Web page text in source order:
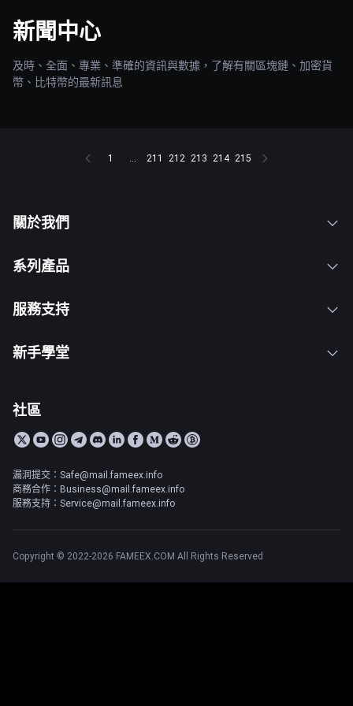
新聞中心
及時、全面、專業、準確的資訊與數據，了解有關區塊鏈、加密貨
幣、比特幣的最新訊息
1 ... 211 212 213 214 215
關於我們
系列產品
服務支持
新手學堂
社區
漏洞提交：Safe@mail.fameex.info
商務合作：Business@mail.fameex.info
服務支持：Service@mail.fameex.info
Copyright © 2022-2026 FAMEEX.COM All Rights Reserved